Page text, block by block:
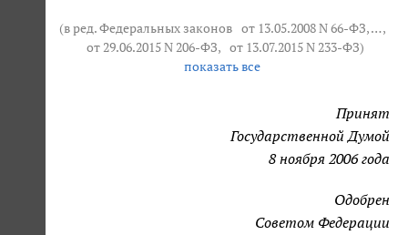
(в ред. Федеральных законов от 13.05.2008 N 66-ФЗ, … ,
от 29.06.2015 N 206-ФЗ, от 13.07.2015 N 233-ФЗ)
показать все
Принят
Государственной Думой
8 ноября 2006 года
Одобрен
Советом Федерации